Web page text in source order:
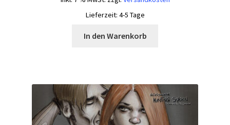
Lieferzeit: 4-5 Tage
In den Warenkorb